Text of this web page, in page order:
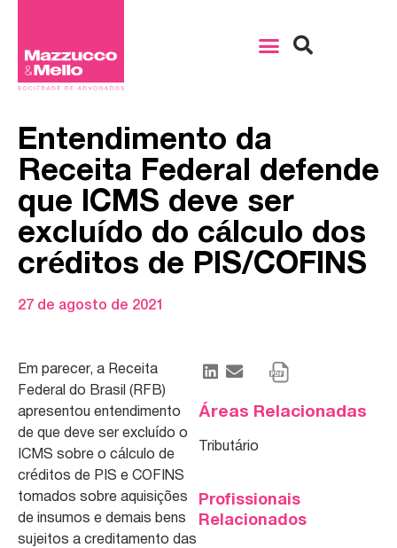
Entendimento da
Receita Federal defende
que ICMS deve ser
excluído do cálculo dos
créditos de PIS/COFINS
27 de agosto de 2021
Em parecer, a Receita
Federal do Brasil (RFB)
apresentou entendimento
de que deve ser excluído o
ICMS sobre o cálculo de
créditos de PIS e COFINS
tomados sobre aquisições
de insumos e demais bens
sujeitos a creditamento das
Áreas Relacionadas
Tributário
Profissionais
Relacionados